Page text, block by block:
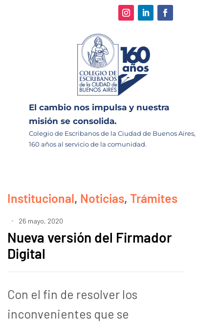
El cambio nos impulsa y nuestra
misión se consolida.
Colegio de Escribanos de la Ciudad de Buenos Aires,
160 años al servicio de la comunidad.
Institucional, Noticias, Trámites
26 mayo, 2020
Nueva versión del Firmador
Digital
Con el fin de resolver los
inconvenientes que se